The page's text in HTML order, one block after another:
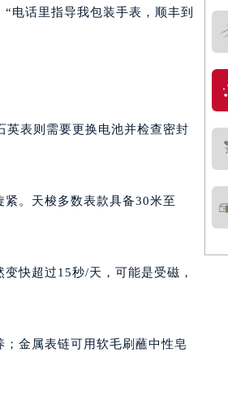
电话里指导我包装手表，顺丰到
英表则需要更换电池并检查密封
。天梭多数表款具备30米至
快超过15秒/天，可能是受磁，
金属表链可用软毛刷蘸中性皂